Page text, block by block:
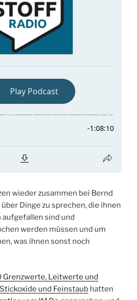
wieder zusammen bei Bernd
Dinge zu sprechen, die ihnen
aufgefallen sind und
werden müssen und um
was ihnen sonst noch
Grenzwerte, Leitwerte und
und Feinstaub hatten